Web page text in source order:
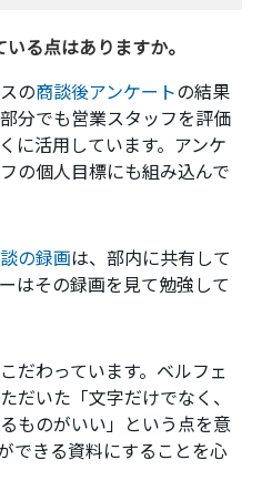
る点はありますか。
の商談後アンケートの結果
分でも営業スタッフを評価
に活用しています。アンケ
の個人目標にも組み込んで
の録画は、部内に共有して
はその録画を見て勉強して
だわっています。ベルフェ
だいた「文字だけでなく、
ものがいい」という点を意
できる資料にすることを心